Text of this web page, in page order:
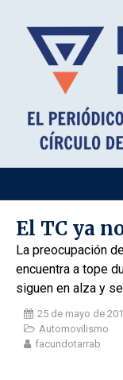
El TC ya
La preocupación
encuentra a tope
siguen en alza y
25 de mayo de
Automovilismo
facundotarrab